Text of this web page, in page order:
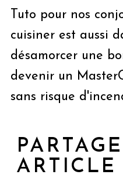
Tuto pour nos
cuisiner est aussi
désamorcer une
devenir un
sans risque
ARTICLE